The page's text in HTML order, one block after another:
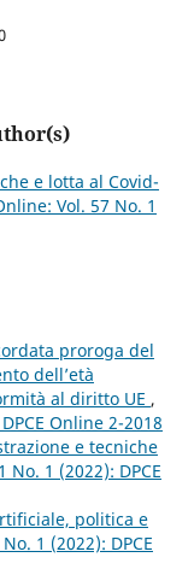
e lotta al Covid-
Vol. 57 No. 1
proroga del
dell’età
al diritto UE ,
Online 2-2018
e tecniche
No. 1 (2022): DPCE
politica e
1 (2022): DPCE